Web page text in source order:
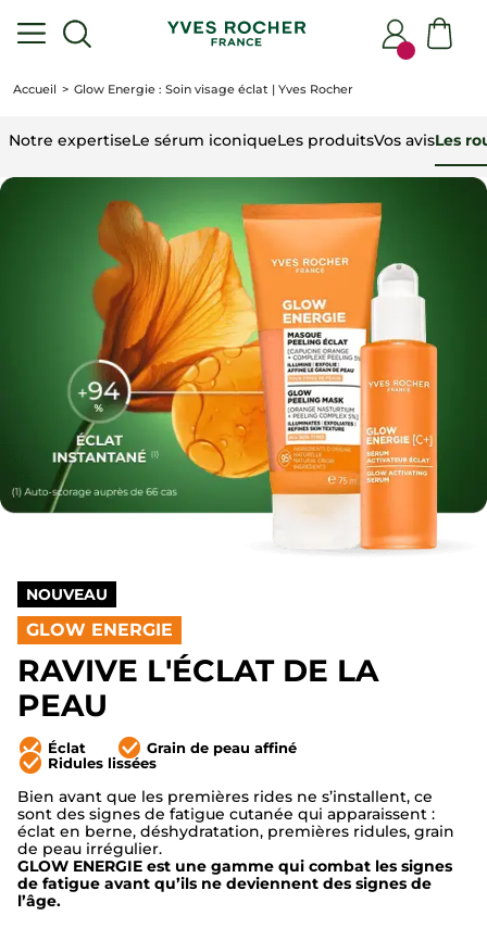
Accueil Glow Energie : Soin visage éclat | Yves Rocher
Notre expertiseLe sérum iconiqueLes produitsVos avisLes
NOUVEAU
GLOW ENERGIE
RAVIVE L'ÉCLAT DE LA
PEAU
Éclat
Grain de peau affiné
Ridules lissées
Bien avant que les premières rides ne s’installent, ce
sont des signes de fatigue cutanée qui apparaissent :
éclat en berne, déshydratation, premières ridules, grain
de peau irrégulier.
GLOW ENERGIE est une gamme qui combat les signes
de fatigue avant qu’ils ne deviennent des signes de
l’âge.